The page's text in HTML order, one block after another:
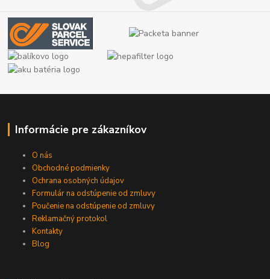
Informácie pre zákazníkov
O nás
Obchodné podmienky
Ochrana osobných údajov
Formulár na odstúpenie od zmluvy
Poučenie na odstúpenie od zmluvy
Reklamačný protokol
Kontakty
Blog